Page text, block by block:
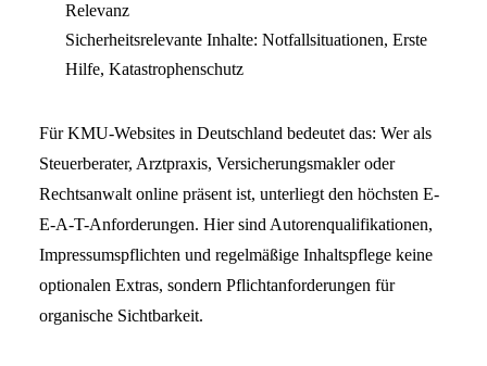
Relevanz
Sicherheitsrelevante Inhalte: Notfallsituationen, Erste
Hilfe, Katastrophenschutz
Für KMU-Websites in Deutschland bedeutet das: Wer als
Steuerberater, Arztpraxis, Versicherungsmakler oder
Rechtsanwalt online präsent ist, unterliegt den höchsten E-
E-A-T-Anforderungen. Hier sind Autorenqualifikationen,
Impressumspflichten und regelmäßige Inhaltspflege keine
optionalen Extras, sondern Pflichtanforderungen für
organische Sichtbarkeit.